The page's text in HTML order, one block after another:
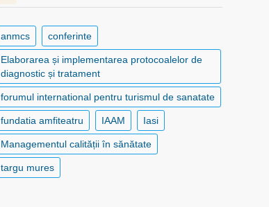
anmcs conferinte
Elaborarea și implementarea protocoalelor de
diagnostic și tratament
forumul international pentru turismul de sanatate
fundatia amfiteatru IAAM Iasi
Managementul calității în sănătate
targu mures